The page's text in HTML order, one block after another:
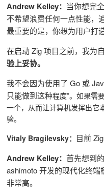
Andrew Kelley： 当你想完
不希望浪费任何一点性能，
最重要的是，你想为用户打
在启动 Zig 项目之前，我为
验上妥协。
我不会因为使用了 Go 或
只能做到这种程度”。 如果需
一个，从而让计算机发挥出它
验。
Vitaly Bragilevsky： 目前
Andrew Kelley： 首先想到
ashimoto 开发的现代化终
非常高。